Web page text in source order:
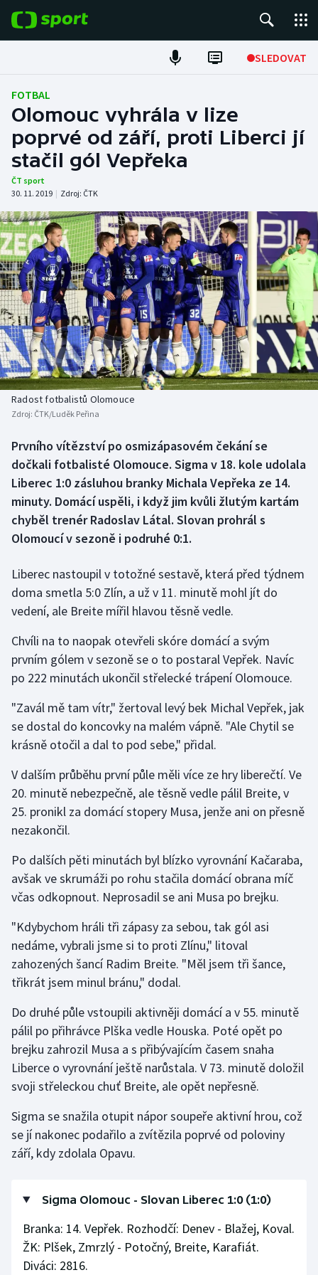
SLEDOVAT
Fotbal
Hokej
Tenis
Atletika
Cyklistika
DALŠÍ SPORTY
Americký fotbal
Baseball a softbal
Basketbal
Biatlon
Box
Curling
Dostihy
Futsal
Golf
Gymnastika
Házená
Jezdectví
Judo
Krasobruslení
Lyže a snowboard
Motorsport
Olympijské hry
Parasport
Plavání
Plážový volejbal
Ragby
Rychlobruslení
Sportovní střelba
NEPŘEHLÉDNĚTE
Soutěže
Historické návraty
Aplikace ČT sport
FOTBAL
Olomouc vyhrála v lize
poprvé od září, proti Liberci jí
stačil gól Vepřeka
ČT sport
30. 11. 2019 | Zdroj: ČTK
Radost fotbalistů Olomouce
Zdroj: ČTK/Luděk Peřina
Prvního vítězství po osmizápasovém čekání se
dočkali fotbalisté Olomouce. Sigma v 18. kole udolala
Liberec 1:0 zásluhou branky Michala Vepřeka ze 14.
minuty. Domácí uspěli, i když jim kvůli žlutým kartám
chyběl trenér Radoslav Látal. Slovan prohrál s
Olomoucí v sezoně i podruhé 0:1.
Liberec nastoupil v totožné sestavě, která před týdnem
doma smetla 5:0 Zlín, a už v 11. minutě mohl jít do
vedení, ale Breite mířil hlavou těsně vedle.
Chvíli na to naopak otevřeli skóre domácí a svým
prvním gólem v sezoně se o to postaral Vepřek. Navíc
po 222 minutách ukončil střelecké trápení Olomouce.
"Zavál mě tam vítr," žertoval levý bek Michal Vepřek, jak
se dostal do koncovky na malém vápně. "Ale Chytil se
krásně otočil a dal to pod sebe," přidal.
V dalším průběhu první půle měli více ze hry liberečtí. Ve
20. minutě nebezpečně, ale těsně vedle pálil Breite, v
25. pronikl za domácí stopery Musa, jenže ani on přesně
nezakončil.
Po dalších pěti minutách byl blízko vyrovnání Kačaraba,
avšak ve skrumáži po rohu stačila domácí obrana míč
včas odkopnout. Neprosadil se ani Musa po brejku.
"Kdybychom hráli tři zápasy za sebou, tak gól asi
nedáme, vybrali jsme si to proti Zlínu," litoval
zahozených šancí Radim Breite. "Měl jsem tři šance,
třikrát jsem minul bránu," dodal.
Do druhé půle vstoupili aktivněji domácí a v 55. minutě
pálil po přihrávce Plška vedle Houska. Poté opět po
brejku zahrozil Musa a s přibývajícím časem snaha
Liberce o vyrovnání ještě narůstala. V 73. minutě doložil
svoji střeleckou chuť Breite, ale opět nepřesně.
Sigma se snažila otupit nápor soupeře aktivní hrou, což
se jí nakonec podařilo a zvítězila poprvé od poloviny
září, kdy zdolala Opavu.
Sigma Olomouc - Slovan Liberec 1:0 (1:0)
Branka: 14. Vepřek. Rozhodčí: Denev - Blažej, Koval.
ŽK: Plšek, Zmrzlý - Potočný, Breite, Karafiát.
Diváci: 2816.